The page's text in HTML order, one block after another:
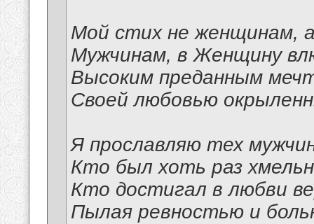
Мой стих не женщинам,
Мужчинам, в Женщину
Высоким преданным
Своей любовью
Я прославляю тех
Кто был хоть раз
Кто достигал в любви
Пылая ревностью и